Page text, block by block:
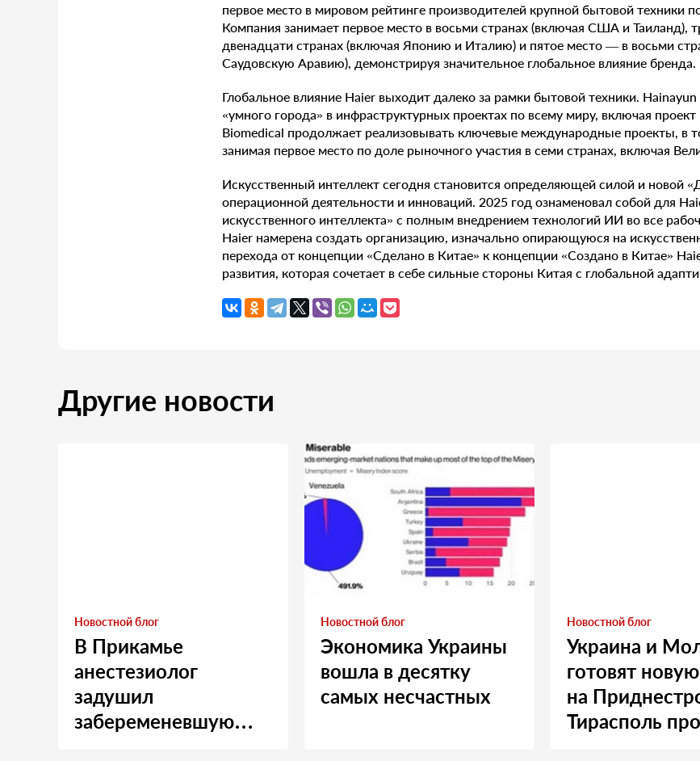
первое место в мировом рейтинге производителей крупной бытовой техники
Компания занимает первое место в восьми странах (включая США и Таиланд),
двенадцати странах (включая Японию и Италию) и пятое место — в восьми
Саудовскую Аравию), демонстрируя значительное глобальное влияние бренда.
Глобальное влияние Haier выходит далеко за рамки бытовой техники.
«умного города» в инфраструктурных проектах по всему миру, включая
Biomedical продолжает реализовывать ключевые международные проекты, в
занимая первое место по доле рыночного участия в семи странах, включая
Искусственный интеллект сегодня становится определяющей силой и новой
операционной деятельности и инноваций. 2025 год ознаменовал собой для
искусственного интеллекта» с полным внедрением технологий ИИ во все
Haier намерена создать организацию, изначально опирающуюся на
перехода от концепции «Сделано в Китае» к концепции «Создано в Китае»
развития, которая сочетает в себе сильные стороны Китая с глобальной
Другие новости
Новостной блог
В Прикамье
анестезиолог
задушил
забеременевшую
Новостной блог
Экономика Украины
вошла в десятку
самых несчастных
Новостной блог
Украина и
готовят
на
Тирасполь